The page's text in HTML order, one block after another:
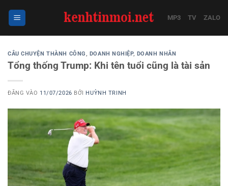
MP3 TV ZALO
CÂU CHUYỆN THÀNH CÔNG, DOANH NGHIỆP, DOANH NHÂN
Tổng thống Trump: Khi tên tuổi cũng là tài sản
ĐĂNG VÀO 11/07/2026 BỞI HUỲNH TRINH